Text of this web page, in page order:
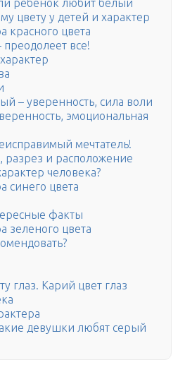
ребенок любит белый
цвету у детей и характер
красного цвета
все!
– уверенность, сила воли
эмоциональная
мечтатель!
разрез и расположение
человека?
синего цвета
факты
зеленого цвета
глаз. Карий цвет глаз
девушки любят серый